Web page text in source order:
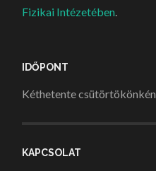
Fizikai Intézetében.
IDŐPONT
Kéthetente
KAPCSOLAT